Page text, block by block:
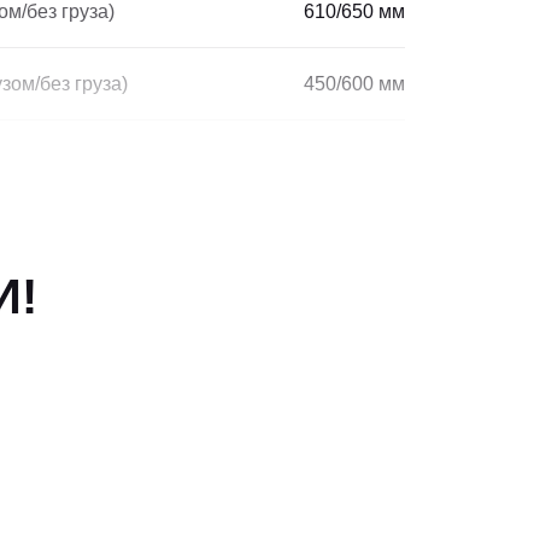
без груза) 610/650 мм
без груза) 450/600 мм
ч